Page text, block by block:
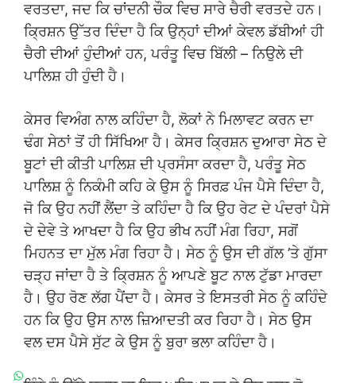
ਵਰਤਦਾ, ਜਦ ਕਿ ਚਾਂਦਨੀ ਚੌਕ ਵਿਚ ਸਾਰੇ ਚੈਰੀ ਵਰਤਦੇ ਹਨ।
ਕ੍ਰਿਸ਼ਨ ਉੱਤਰ ਦਿੰਦਾ ਹੈ ਕਿ ਉਨ੍ਹਾਂ ਦੀਆਂ ਕੇਵਲ ਡੱਬੀਆਂ ਹੀ
ਚੈਰੀ ਦੀਆਂ ਹੁੰਦੀਆਂ ਹਨ, ਪਰੰਤੂ ਵਿਚ ਬਿੱਲੀ – ਨਿਉਲੇ ਦੀ
ਪਾਲਿਸ਼ ਹੀ ਹੁੰਦੀ ਹੈ।
ਕੇਸਰ ਵਿਅੰਗ ਨਾਲ ਕਹਿੰਦਾ ਹੈ, ਲੋਕਾਂ ਨੇ ਮਿਲਾਵਟ ਕਰਨ ਦਾ
ਢੰਗ ਸੇਠਾਂ ਤੋਂ ਹੀ ਸਿੱਖਿਆ ਹੈ। ਕੇਸਰ ਕ੍ਰਿਸ਼ਨ ਦੁਆਰਾ ਸੇਠ ਦੇ
ਬੂਟਾਂ ਦੀ ਕੀਤੀ ਪਾਲਿਸ਼ ਦੀ ਪ੍ਰਸੰਸਾ ਕਰਦਾ ਹੈ, ਪਰੰਤੂ ਸੇਠ
ਪਾਲਿਸ਼ ਨੂੰ ਨਿਕੰਮੀ ਕਹਿ ਕੇ ਉਸ ਨੂੰ ਸਿਰਫ਼ ਪੰਜ ਪੈਸੇ ਦਿੰਦਾ ਹੈ,
ਜੋ ਕਿ ਉਹ ਨਹੀਂ ਲੈਂਦਾ ਤੇ ਕਹਿੰਦਾ ਹੈ ਕਿ ਉਹ ਰੇਟ ਦੇ ਪੰਦਰਾਂ ਪੈਸੇ
ਦੇ ਦੇਵੇ ਤੇ ਆਖਦਾ ਹੈ ਕਿ ਉਹ ਭੀਖ ਨਹੀਂ ਮੰਗ ਰਿਹਾ, ਸਗੋਂ
ਮਿਹਨਤ ਦਾ ਮੁੱਲ ਮੰਗ ਰਿਹਾ ਹੈ। ਸੇਠ ਨੂੰ ਉਸ ਦੀ ਗੱਲ ’ਤੇ ਗੁੱਸਾ
ਚੜ੍ਹ ਜਾਂਦਾ ਹੈ ਤੇ ਕ੍ਰਿਸ਼ਨ ਨੂੰ ਆਪਣੇ ਬੂਟ ਨਾਲ ਟੁੱਡਾ ਮਾਰਦਾ
ਹੈ। ਉਹ ਰੋਣ ਲੱਗ ਪੈਂਦਾ ਹੈ। ਕੇਸਰ ਤੇ ਇਸਤਰੀ ਸੇਠ ਨੂੰ ਕਹਿੰਦੇ
ਹਨ ਕਿ ਉਹ ਉਸ ਨਾਲ ਜ਼ਿਆਦਤੀ ਕਰ ਰਿਹਾ ਹੈ। ਸੇਠ ਉਸ
ਵਲ ਦਸ ਪੈਸੇ ਸੁੱਟ ਕੇ ਉਸ ਨੂੰ ਬੁਰਾ ਭਲਾ ਕਹਿੰਦਾ ਹੈ।